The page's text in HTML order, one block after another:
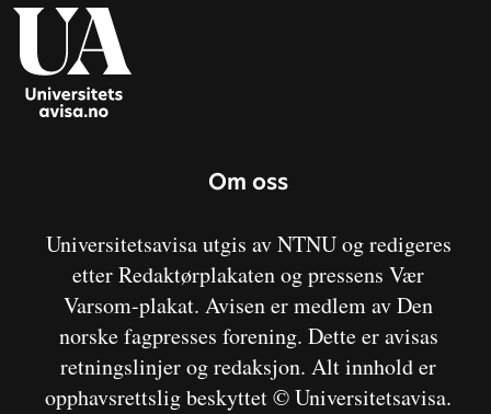
Om oss
Universitetsavisa utgis av NTNU og redigeres
etter Redaktørplakaten og pressens Vær
Varsom-plakat. Avisen er medlem av Den
norske fagpresses forening. Dette er avisas
retningslinjer og redaksjon. Alt innhold er
opphavsrettslig beskyttet © Universitetsavisa.